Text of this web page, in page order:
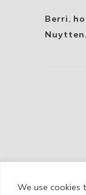
We use cookies
Berri,
Nuytten,
Cookie